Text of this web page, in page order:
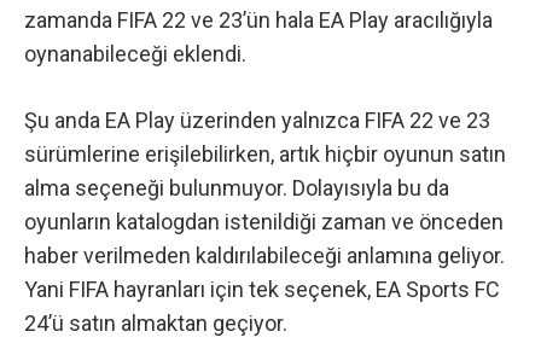
zamanda FIFA 22 ve 23’ün hala EA Play aracılığıyla
oynanabileceği eklendi.
Şu anda EA Play üzerinden yalnızca FIFA 22 ve 23
sürümlerine erişilebilirken, artık hiçbir oyunun satın
alma seçeneği bulunmuyor. Dolayısıyla bu da
oyunların katalogdan istenildiği zaman ve önceden
haber verilmeden kaldırılabileceği anlamına geliyor.
Yani FIFA hayranları için tek seçenek, EA Sports FC
24’ü satın almaktan geçiyor.